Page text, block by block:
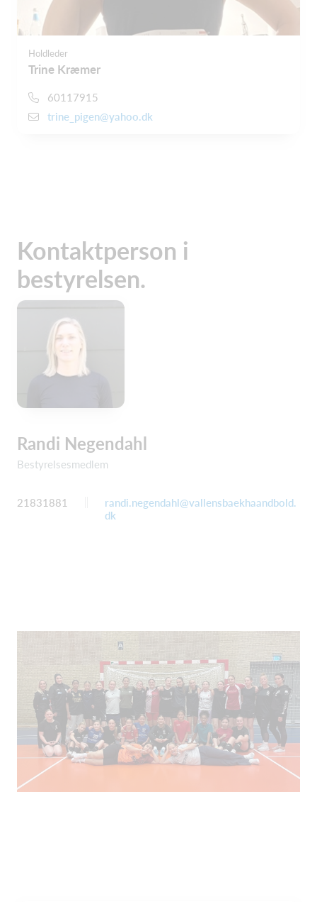
Holdleder
Trine Kræmer
60117915
trine_pigen@yahoo.dk
Kontaktperson i
bestyrelsen.
Randi Negendahl
Bestyrelsesmedlem
21831881
randi.negendahl@vallensbaekhaandbold.
dk